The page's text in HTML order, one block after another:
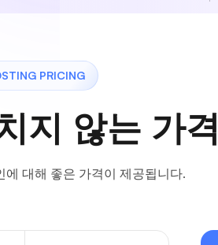
PRICING
지 않는 가격
에 대해 좋은 가격이 제공됩니다.